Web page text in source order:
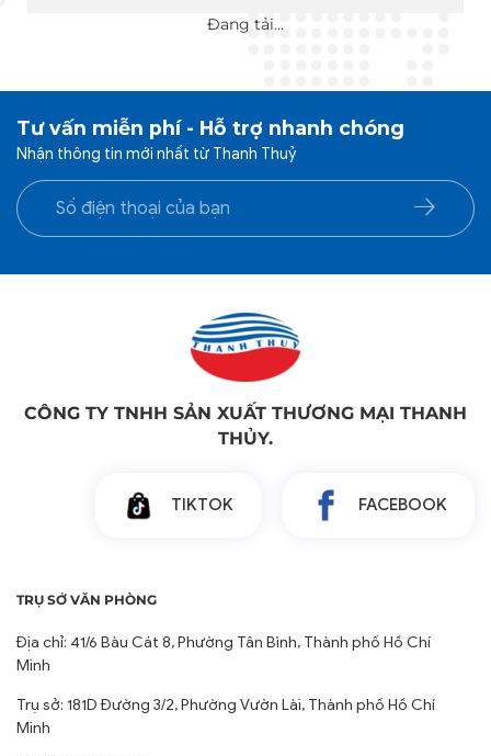
Đang tải...
Tư vấn miễn phí - Hỗ trợ nhanh chóng
Nhận thông tin mới nhất từ Thanh Thuỷ
CÔNG TY TNHH SẢN XUẤT THƯƠNG MẠI THANH
THỦY.
TIKTOK FACEBOOK
TRỤ SỞ VĂN PHÒNG
Địa chỉ: 41/6 Bàu Cát 8, Phường Tân Bình, Thành phố Hồ Chí
Minh
Trụ sở: 181D Đường 3/2, Phường Vườn Lài, Thành phố Hồ Chí
Minh